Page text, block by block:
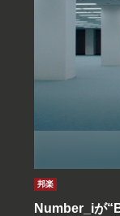
邦楽
Number_iが